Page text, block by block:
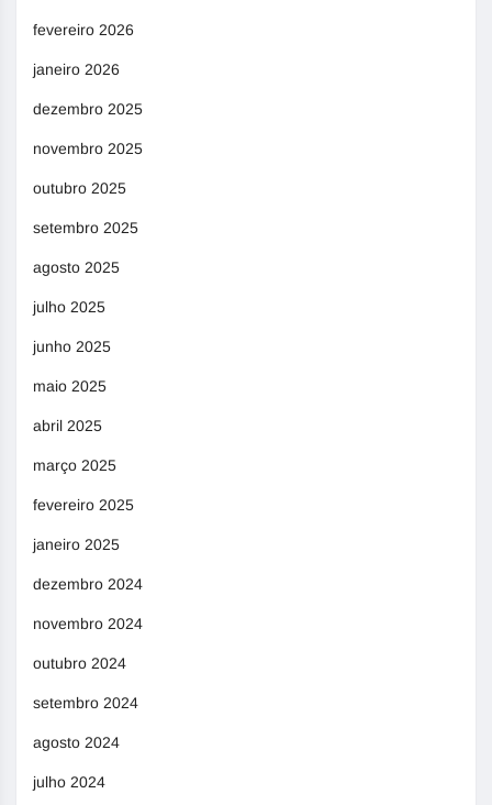
fevereiro 2026
janeiro 2026
dezembro 2025
novembro 2025
outubro 2025
setembro 2025
agosto 2025
julho 2025
junho 2025
maio 2025
abril 2025
março 2025
fevereiro 2025
janeiro 2025
dezembro 2024
novembro 2024
outubro 2024
setembro 2024
agosto 2024
julho 2024